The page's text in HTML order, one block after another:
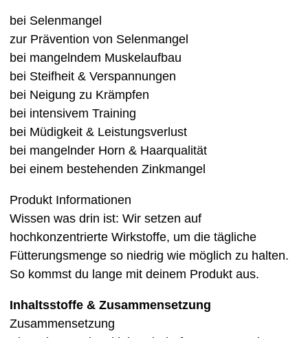
bei Selenmangel
zur Prävention von Selenmangel
bei mangelndem Muskelaufbau
bei Steifheit & Verspannungen
bei Neigung zu Krämpfen
bei intensivem Training
bei Müdigkeit & Leistungsverlust
bei mangelnder Horn & Haarqualität
bei einem bestehenden Zinkmangel
Produkt Informationen
Wissen was drin ist: Wir setzen auf
hochkonzentrierte Wirkstoffe, um die tägliche
Fütterungsmenge so niedrig wie möglich zu halten.
So kommst du lange mit deinem Produkt aus.
Inhaltsstoffe & Zusammensetzung
Zusammensetzung